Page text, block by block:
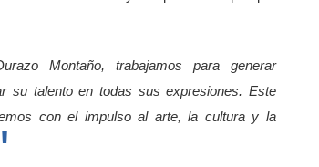
Montaño, trabajamos para generar
su talento en todas sus expresiones. Este
con el impulso al arte, la cultura y la